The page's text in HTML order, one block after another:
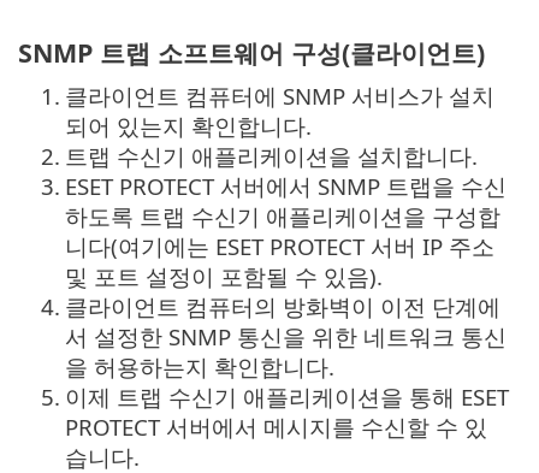
SNMP 트랩 소프트웨어 구성(클라이언트)
1. 클라이언트 컴퓨터에 SNMP 서비스가 설치
되어 있는지 확인합니다.
2. 트랩 수신기 애플리케이션을 설치합니다.
3. ESET PROTECT 서버에서 SNMP 트랩을 수신
하도록 트랩 수신기 애플리케이션을 구성합
니다(여기에는 ESET PROTECT 서버 IP 주소
및 포트 설정이 포함될 수 있음).
4. 클라이언트 컴퓨터의 방화벽이 이전 단계에
서 설정한 SNMP 통신을 위한 네트워크 통신
을 허용하는지 확인합니다.
5. 이제 트랩 수신기 애플리케이션을 통해 ESET
PROTECT 서버에서 메시지를 수신할 수 있
습니다.